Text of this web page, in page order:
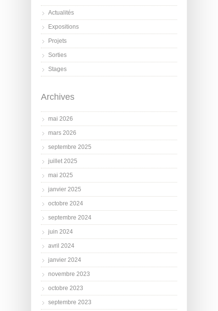
Actualités
Expositions
Projets
Sorties
Stages
Archives
mai 2026
mars 2026
septembre 2025
juillet 2025
mai 2025
janvier 2025
octobre 2024
septembre 2024
juin 2024
avril 2024
janvier 2024
novembre 2023
octobre 2023
septembre 2023